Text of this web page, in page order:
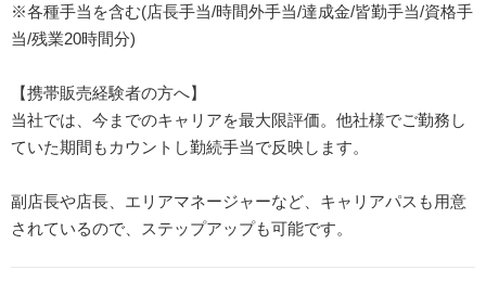
※各種手当を含む(店長手当/時間外手当/達成金/皆勤手当/資格手
当/残業20時間分)
【携帯販売経験者の方へ】
当社では、今までのキャリアを最大限評価。他社様でご勤務し
ていた期間もカウントし勤続手当で反映します。
副店長や店長、エリアマネージャーなど、キャリアパスも用意
されているので、ステップアップも可能です。